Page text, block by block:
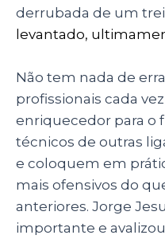
derrubada de um
levantado,
Não tem nada de
profissionais cada
enriquecedor para o
técnicos de outras
e coloquem em
mais ofensivos do
anteriores. Jorge
importante e